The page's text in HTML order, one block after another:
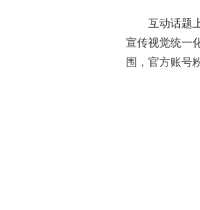
互动话题
宣传视觉统一
围，官方账号